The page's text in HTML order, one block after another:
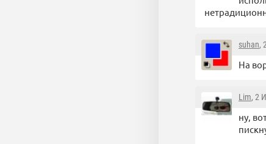
suhan,
На
Lim, 2
ну,